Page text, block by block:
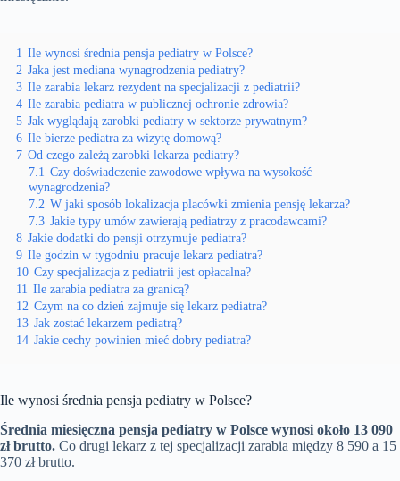
1 Ile wynosi średnia pensja pediatry w Polsce?
2 Jaka jest mediana wynagrodzenia pediatry?
3 Ile zarabia lekarz rezydent na specjalizacji z pediatrii?
4 Ile zarabia pediatra w publicznej ochronie zdrowia?
5 Jak wyglądają zarobki pediatry w sektorze prywatnym?
6 Ile bierze pediatra za wizytę domową?
7 Od czego zależą zarobki lekarza pediatry?
7.1 Czy doświadczenie zawodowe wpływa na wysokość
wynagrodzenia?
7.2 W jaki sposób lokalizacja placówki zmienia pensję lekarza?
7.3 Jakie typy umów zawierają pediatrzy z pracodawcami?
8 Jakie dodatki do pensji otrzymuje pediatra?
9 Ile godzin w tygodniu pracuje lekarz pediatra?
10 Czy specjalizacja z pediatrii jest opłacalna?
11 Ile zarabia pediatra za granicą?
12 Czym na co dzień zajmuje się lekarz pediatra?
13 Jak zostać lekarzem pediatrą?
14 Jakie cechy powinien mieć dobry pediatra?
Ile wynosi średnia pensja pediatry w Polsce?
Średnia miesięczna pensja pediatry w Polsce wynosi około 13 090
zł brutto. Co drugi lekarz z tej specjalizacji zarabia między 8 590 a 15
370 zł brutto.